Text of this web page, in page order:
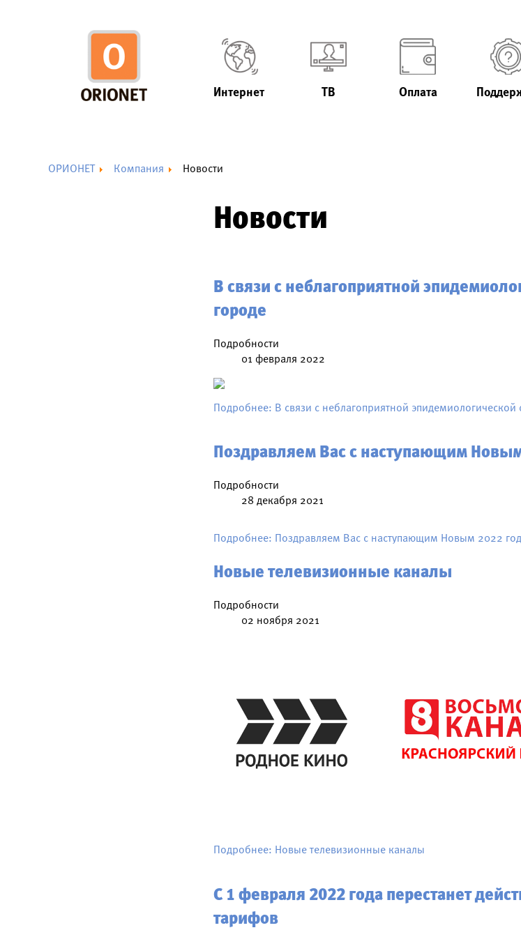
Интернет ТВ Оплата
ОРИОНЕТ Компания Новости
Новости
В связи с неблагоприятной
городе
Подробности
01 февраля 2022
Подробнее: В связи с неблагоприятной эпидемиологической
Поздравляем Вас с наступающим
Подробности
28 декабря 2021
Подробнее: Поздравляем Вас с наступающим Новым 2022
Новые телевизионные каналы
Подробности
02 ноября 2021
Подробнее: Новые телевизионные каналы
С 1 февраля 2022 года перестанет
тарифов